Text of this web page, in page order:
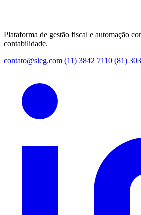
Plataforma de gestão fiscal e automação
contabilidade.
contato@sieg.com (11) 3842 7110 (81)